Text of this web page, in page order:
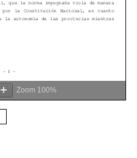
Zoom 100%